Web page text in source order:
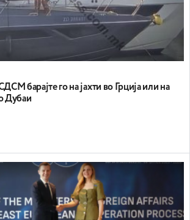
барајте го на јахти во Грција или на
Дубаи